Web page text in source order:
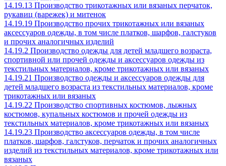
14.19.13 Производство трикотажных или вязаных перчаток,
рукавиц (варежек) и митенок
14.19.19 Производство прочих трикотажных или вязаных
аксессуаров одежды, в том числе платков, шарфов, галстуков
и прочих аналогичных изделий
14.19.2 Производство одежды для детей младшего возраста,
спортивной или прочей одежды и аксессуаров одежды из
текстильных материалов, кроме трикотажных или вязаных
14.19.21 Производство одежды и аксессуаров одежды для
детей младшего возраста из текстильных материалов, кроме
трикотажных или вязаных
14.19.22 Производство спортивных костюмов, лыжных
костюмов, купальных костюмов и прочей одежды из
текстильных материалов, кроме трикотажных или вязаных
14.19.23 Производство аксессуаров одежды, в том числе
платков, шарфов, галстуков, перчаток и прочих аналогичных
изделий из текстильных материалов, кроме трикотажных или
вязаных